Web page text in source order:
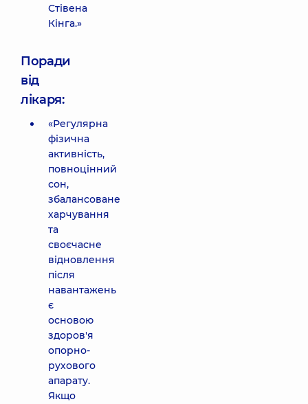
Стівена
Кінга.»
Поради
від
лікаря:
«Регулярна
фізична
активність,
повноцінний
сон,
збалансоване
харчування
та
своєчасне
відновлення
після
навантажень
є
основою
здоров'я
опорно-
рухового
апарату.
Якщо